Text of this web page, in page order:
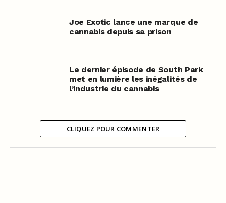
Joe Exotic lance une marque de
cannabis depuis sa prison
Le dernier épisode de South Park
met en lumière les inégalités de
l’industrie du cannabis
CLIQUEZ POUR COMMENTER